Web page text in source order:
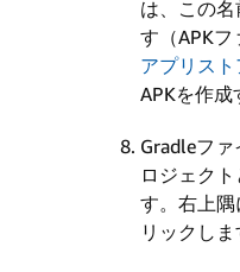
は、この
す（APK
アプリス
APKを作成
Gradleフ
ロジェク
す。右上隅
リックしま